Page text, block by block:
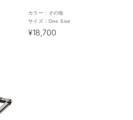
カラー： その他
サイズ： One Size
¥18,700